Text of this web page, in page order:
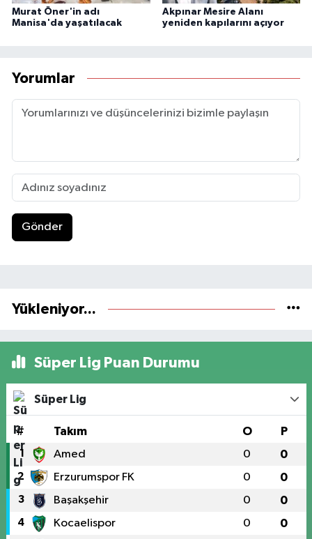
Murat Öner'in adı
Manisa'da yaşatılacak
Akpınar Mesire Alanı
yeniden kapılarını açıyor
Yorumlar
Gönder
Yükleniyor...
Süper Lig Puan Durumu
Süper Lig
# Takım O P
1 Amed 0 0
2 Erzurumspor FK 0 0
3 Başakşehir 0 0
4 Kocaelispor 0 0